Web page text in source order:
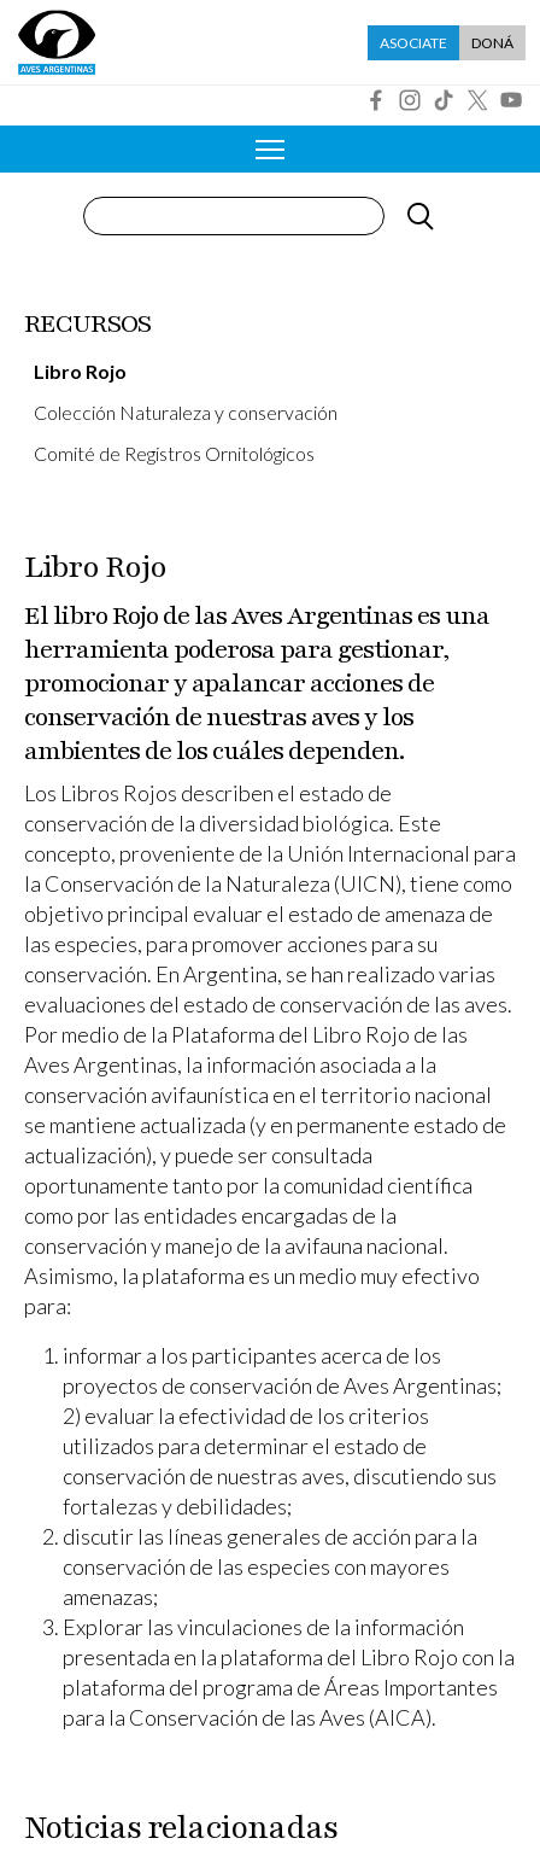
Pasar al contenido principal
Menú asociate
ASOCIATE DONÁ
Buscar
RECURSOS
Libro Rojo
Colección Naturaleza y conservación
Comité de Registros Ornitológicos
Libro Rojo
El libro Rojo de las Aves Argentinas es una
herramienta poderosa para gestionar,
promocionar y apalancar acciones de
conservación de nuestras aves y los
ambientes de los cuáles dependen.
Los Libros Rojos describen el estado de
conservación de la diversidad biológica. Este
concepto, proveniente de la Unión Internacional para
la Conservación de la Naturaleza (UICN), tiene como
objetivo principal evaluar el estado de amenaza de
las especies, para promover acciones para su
conservación. En Argentina, se han realizado varias
evaluaciones del estado de conservación de las aves.
Por medio de la Plataforma del Libro Rojo de las
Aves Argentinas, la información asociada a la
conservación avifaunística en el territorio nacional
se mantiene actualizada (y en permanente estado de
actualización), y puede ser consultada
oportunamente tanto por la comunidad científica
como por las entidades encargadas de la
conservación y manejo de la avifauna nacional.
Asimismo, la plataforma es un medio muy efectivo
para:
informar a los participantes acerca de los
proyectos de conservación de Aves Argentinas;
2) evaluar la efectividad de los criterios
utilizados para determinar el estado de
conservación de nuestras aves, discutiendo sus
fortalezas y debilidades;
discutir las líneas generales de acción para la
conservación de las especies con mayores
amenazas;
Explorar las vinculaciones de la información
presentada en la plataforma del Libro Rojo con la
plataforma del programa de Áreas Importantes
para la Conservación de las Aves (AICA).
Noticias relacionadas